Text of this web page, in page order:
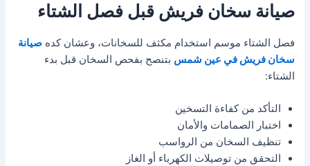
صيانة سخان فريش قبل فصل الشتاء
فصل الشتاء موسم استخدام مكثف للسخانات، وعشان كدهصيانة
سخان فريش في عين شمس بتنصح بفحص السخان قبل بدء
الشتاء:
التأكد من كفاءة التسخين
اختبار الصمامات والأمان
تنظيف السخان من الرواسب
التحقق من توصيلات الكهرباء أو الغاز